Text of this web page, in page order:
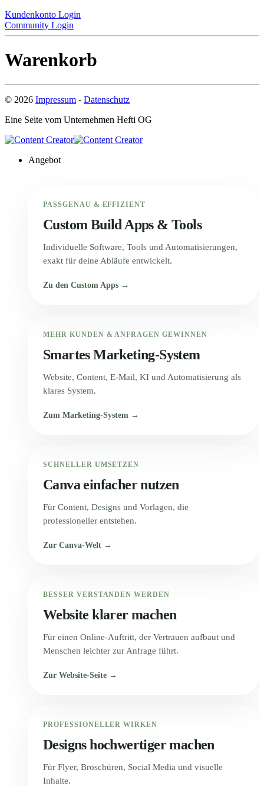
Kundenkonto Login
Community Login
Warenkorb
© 2026 Impressum - Datenschutz
Eine Seite vom Unternehmen Hefti OG
Angebot
PASSGENAU & EFFIZIENT
Custom Build Apps & Tools
Individuelle Software, Tools und Automatisierungen,
exakt für deine Abläufe entwickelt.
Zu den Custom Apps →
MEHR KUNDEN & ANFRAGEN GEWINNEN
Smartes Marketing-System
Website, Content, E-Mail, KI und Automatisierung als
klares System.
Zum Marketing-System →
SCHNELLER UMSETZEN
Canva einfacher nutzen
Für Content, Designs und Vorlagen, die
professioneller entstehen.
Zur Canva-Welt →
BESSER VERSTANDEN WERDEN
Website klarer machen
Für einen Online-Auftritt, der Vertrauen aufbaut und
Menschen leichter zur Anfrage führt.
Zur Website-Seite →
PROFESSIONELLER WIRKEN
Designs hochwertiger machen
Für Flyer, Broschüren, Social Media und visuelle
Inhalte.